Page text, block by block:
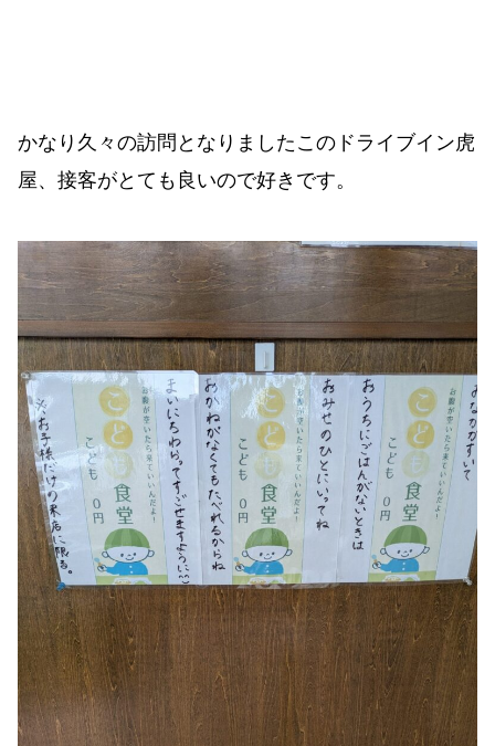
かなり久々の訪問となりましたこのドライブイン虎
屋、接客がとても良いので好きです。